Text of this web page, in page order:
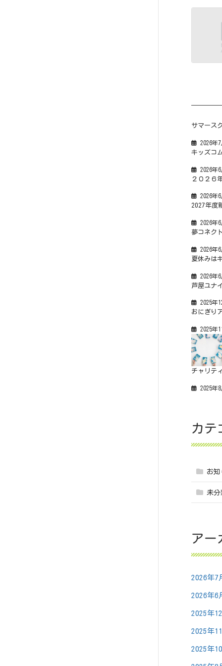
サマース
2026年
キッズコ
2026年
２０２６
2026年
2027年度
2026年
夢コネク
2026年
夏休みは
2026年
芦屋ユナ
2025年
おにぎり
2025年
チャリテ
2025年
カテ
お
未分
アー
2026年7
2026年6
2025年
2025年
2025年